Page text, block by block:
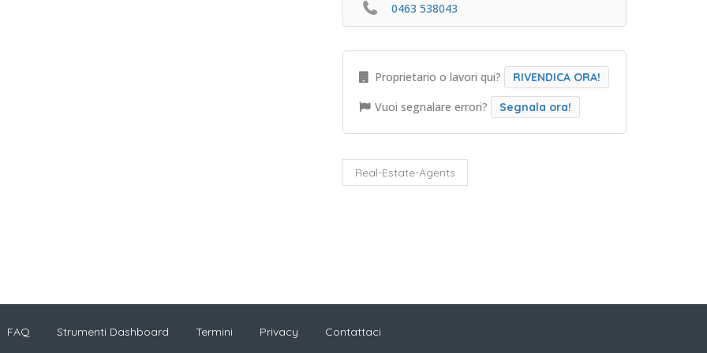
0463 538043
Proprietario o lavori qui? RIVENDICA ORA!
Vuoi segnalare errori? Segnala ora!
Real-Estate-Agents
FAQ Strumenti Dashboard Termini Privacy Contattaci